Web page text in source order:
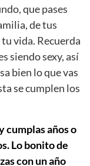
que pases
de tus
vida. Recuerda
siendo sexy, así
bien lo que vas
se cumplen los
cumplas años o
Lo bonito de
con un año